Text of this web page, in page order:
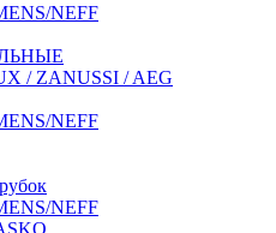
NEFF
/ ZANUSSI / AEG
NEFF
NEFF